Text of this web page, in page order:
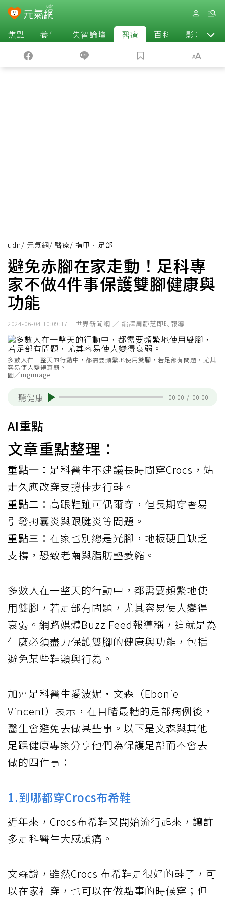
焦點 養生 失智論壇 醫療 百科 影音
udn/ 元氣網/ 醫療/ 指甲．足部
避免赤腳在家走動！足科專
家不做4件事保護雙腳健康與
功能
2024-06-04 10:09:17 世界新聞網 ／ 編譯周靜芝即時報導
多數人在一整天的行動中，都需要頻繁地使用雙腳，若足部有問題，尤其
容易使人變得衰弱。
圖／ingimage
聽健康 00:00 / 00:00
AI重點
文章重點整理：
重點一： 足科醫生不建議長時間穿Crocs，站
走久應改穿支撐佳步行鞋。
重點二： 高跟鞋雖可偶爾穿，但長期穿著易
引發拇囊炎與跟腱炎等問題。
重點三： 在家也別總是光腳，地板硬且缺乏
支撐，恐致老繭與脂肪墊萎縮。
多數人在一整天的行動中，都需要頻繁地使
用雙腳，若足部有問題，尤其容易使人變得
衰弱。網路媒體Buzz Feed報導稱，這就是為
什麼必須盡力保護雙腳的健康與功能，包括
避免某些鞋類與行為。
加州足科醫生愛波妮·文森（Ebonie
Vincent）表示，在目睹最糟的足部病例後，
醫生會避免去做某些事。以下是文森與其他
足踝健康專家分享他們為保護足部而不會去
做的四件事：
1.到哪都穿Crocs布希鞋
近年來，Crocs布希鞋又開始流行起來，讓許
多足科醫生大感頭痛。
文森說，雖然Crocs 布希鞋是很好的鞋子，可
以在家裡穿，也可以在做點事的時候穿；但